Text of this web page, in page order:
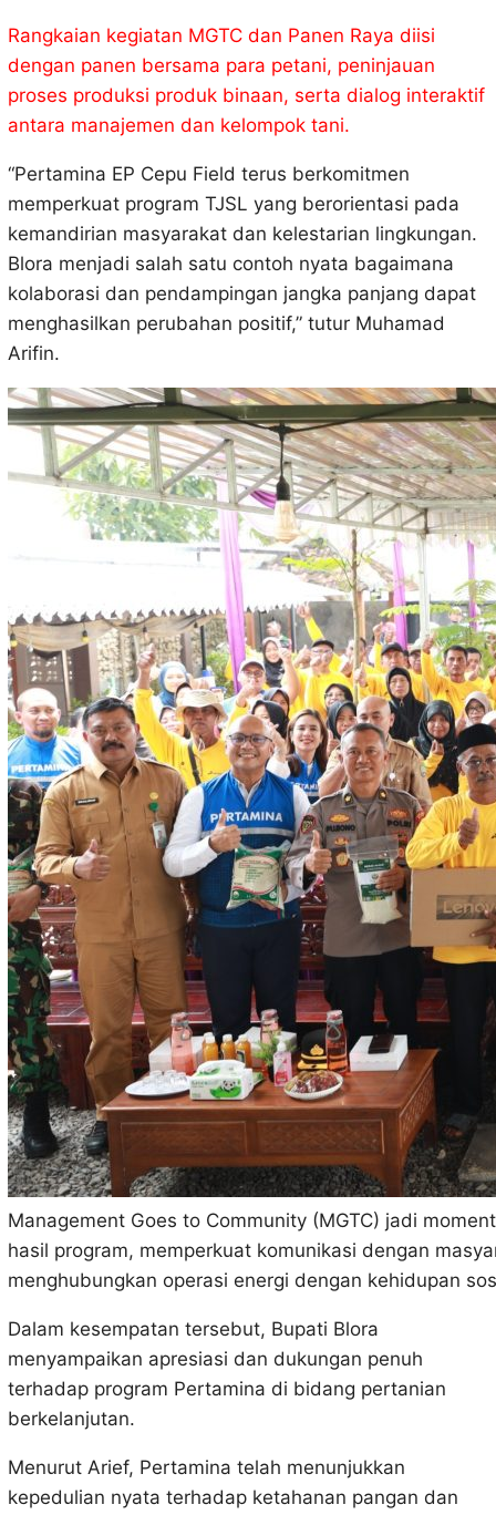
Rangkaian kegiatan MGTC dan Panen Raya diisi
dengan panen bersama para petani, peninjauan
proses produksi produk binaan, serta dialog interaktif
antara manajemen dan kelompok tani.
“Pertamina EP Cepu Field terus berkomitmen
memperkuat program TJSL yang berorientasi pada
kemandirian masyarakat dan kelestarian lingkungan.
Blora menjadi salah satu contoh nyata bagaimana
kolaborasi dan pendampingan jangka panjang dapat
menghasilkan perubahan positif,” tutur Muhamad
Arifin.
Management Goes to Community (MGTC) jadi
hasil program, memperkuat komunikasi dengan
menghubungkan operasi energi dengan kehidupan
Dalam kesempatan tersebut, Bupati Blora
menyampaikan apresiasi dan dukungan penuh
terhadap program Pertamina di bidang pertanian
berkelanjutan.
Menurut Arief, Pertamina telah menunjukkan
kepedulian nyata terhadap ketahanan pangan dan